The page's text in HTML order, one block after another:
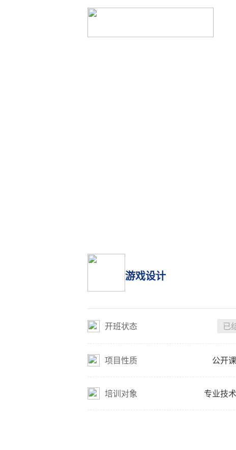
游戏设计
开班状态 已
项目性质 公开
培训对象 专业技